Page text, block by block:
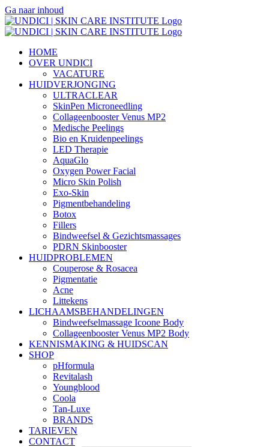
Ga naar inhoud
HOME
OVER UNDICI
VACATURE
HUIDVERJONGING
ULTRACLEAR
SkinPen Microneedling
Collageenbooster Venus MP2
Medische Peelings
Bio en Kruidenpeelings
LED Therapie
AquaGlo
Oxygen Power Facial
Micro Skin Polish
Exo-Skin
Pigmentbehandeling
Botox
Fillers
Bindweefsel & Gezichtsmassages
PDRN Skinbooster
HUIDPROBLEMEN
Couperose & Rosacea
Pigmentatie
Acne
Littekens
LICHAAMSBEHANDELINGEN
Bindweefselmassage Icoone Body
Collageenbooster Venus MP2 Body
KENNISMAKING & HUIDSCAN
SHOP
pHformula
Revitalash
Youngblood
Coola
Tan-Luxe
BRANDS
TARIEVEN
CONTACT